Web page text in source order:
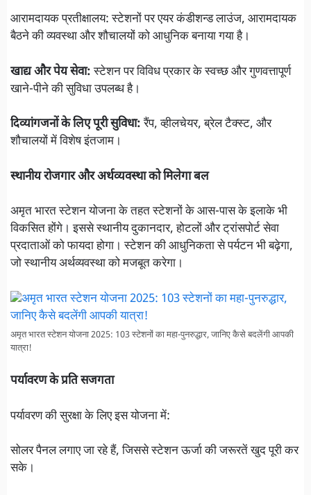
आरामदायक प्रतीक्षालय: स्टेशनों पर एयर कंडीशन्ड लाउंज, आरामदायक
बैठने की व्यवस्था और शौचालयों को आधुनिक बनाया गया है।
खाद्य और पेय सेवा:स्टेशन पर विविध प्रकार के स्वच्छ और गुणवत्तापूर्ण
खाने-पीने की सुविधा उपलब्ध है।
दिव्यांगजनों के लिए पूरी सुविधा:रैंप, व्हीलचेयर, ब्रेल टैक्स्ट, और
शौचालयों में विशेष इंतजाम।
स्थानीय रोजगार और अर्थव्यवस्था को मिलेगा बल
अमृत भारत स्टेशन योजना के तहत स्टेशनों के आस-पास के इलाके भी
विकसित होंगे। इससे स्थानीय दुकानदार, होटलों और ट्रांसपोर्ट सेवा
प्रदाताओं को फायदा होगा। स्टेशन की आधुनिकता से पर्यटन भी बढ़ेगा,
जो स्थानीय अर्थव्यवस्था को मजबूत करेगा।
अमृत भारत स्टेशन योजना 2025: 103 स्टेशनों का महा-पुनरुद्धार, जानिए कैसे बदलेंगी आपकी
यात्रा!
पर्यावरण के प्रति सजगता
पर्यावरण की सुरक्षा के लिए इस योजना में:
सोलर पैनल लगाए जा रहे हैं, जिससे स्टेशन ऊर्जा की जरूरतें खुद पूरी कर
सके।